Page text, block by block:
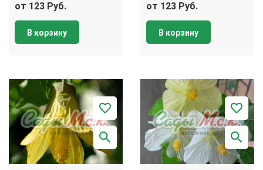
от 123 Руб.
В корзину
от 123 Руб.
В корзину